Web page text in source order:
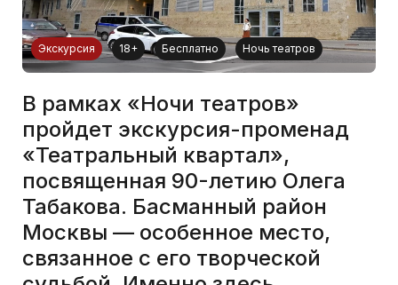
Экскурсия 18+ Бесплатно Ночь театров
В рамках «Ночи театров»
пройдет экскурсия-променад
«Театральный квартал»,
посвященная 90-летию Олега
Табакова. Басманный район
Москвы — особенное место,
связанное с его творческой